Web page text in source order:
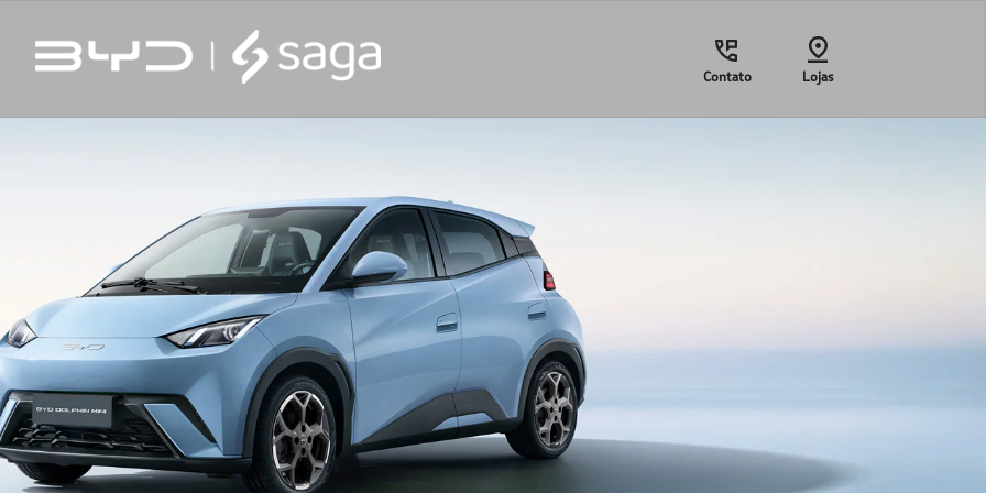
Contato Lojas